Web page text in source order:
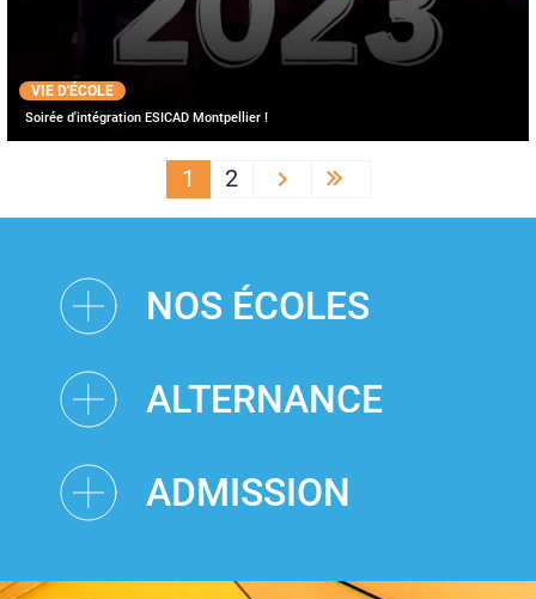
VIE D'ÉCOLE
Soirée d'intégration ESICAD Montpellier !
1 2 Next ›
NOS ÉCOLES
ALTERNANCE
ADMISSION